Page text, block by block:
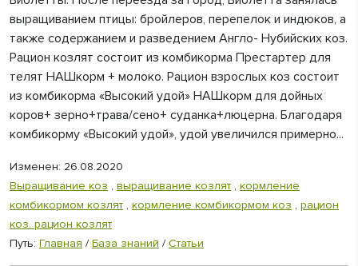
выращиванием птицы: бройлеров, перепелок и индюков, а
также содержанием и разведением Англо- Нубийских коз.
Рацион козлят состоит из комбикорма Престартер для
телят НАШкорм + молоко. Рацион взрослых коз состоит
из комбикорма «Высокий удой» НАШкорм для дойных
коров+ зерно+трава/сено+ суданка+люцерна. Благодаря
комбикорму «Высокий удой», удой увеличился примерно...
Изменен: 26.08.2020
Выращивание коз , выращивание козлят , кормление
комбикормом козлят , кормление комбикормом коз , рацион
коз. рацион козлят
Путь: Главная / База знаний / Статьи